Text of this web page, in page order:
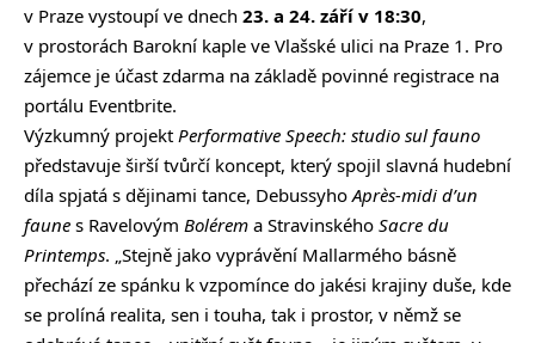
v Praze vystoupí ve dnech 23. a 24. září v 18:30,
v prostorách Barokní kaple ve Vlašské ulici na Praze 1. Pro
zájemce je účast zdarma na základě povinné registrace na
portálu Eventbrite.
Výzkumný projekt Performative Speech: studio sul fauno
představuje širší tvůrčí koncept, který spojil slavná hudební
díla spjatá s dějinami tance, DebussyhoAprès-midi d’un
faune s Ravelovým Bolérem a Stravinského Sacre du
Printemps. „Stejně jako vyprávění Mallarmého básně
přechází ze spánku k vzpomínce do jakési krajiny duše, kde
se prolíná realita, sen i touha, tak i prostor, v němž se